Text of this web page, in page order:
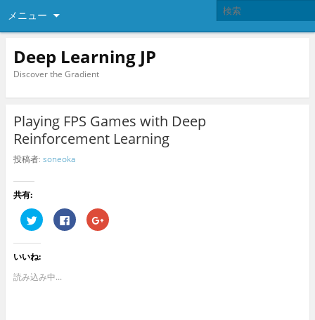
メニュー
Deep Learning JP
Discover the Gradient
Playing FPS Games with Deep
Reinforcement Learning
投稿者: soneoka
共有:
ク
リ
ク
て
w
F
a
ク
リ
いいね:
読み込み中...